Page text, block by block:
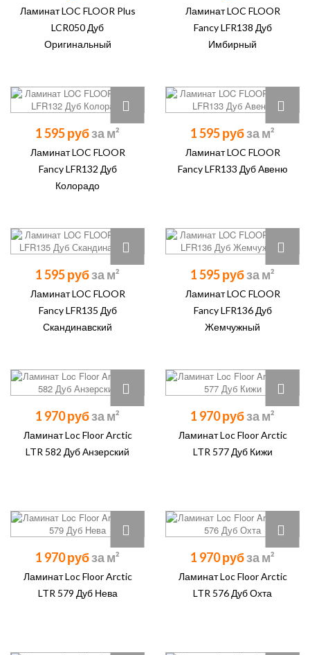
Ламинат LOC FLOOR Plus
LCR050 Дуб
Оригинальный
Ламинат LOC FLOOR
Fancy LFR138 Дуб
Имбирный
1 595 руб
Ламинат LOC FLOOR
Fancy LFR132 Дуб
Колорадо
1 595 руб
Ламинат LOC FLOOR
Fancy LFR133 Дуб Авеню
1 595 руб
Ламинат LOC FLOOR
Fancy LFR135 Дуб
Скандинавский
1 595 руб
Ламинат LOC FLOOR
Fancy LFR136 Дуб
Жемчужный
1 970 руб
Ламинат Loc Floor Arctic
LTR 582 Дуб Анзерский
1 970 руб
Ламинат Loc Floor Arctic
LTR 577 Дуб Кижи
1 970 руб
Ламинат Loc Floor Arctic
LTR 579 Дуб Нева
1 970 руб
Ламинат Loc Floor Arctic
LTR 576 Дуб Охта